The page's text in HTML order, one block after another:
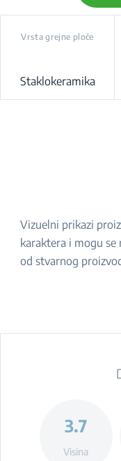
Vrsta grejne ploče
Staklokeramika
Vizuelni prikazi
karaktera i mogu
od stvarnog
3.7
Visina